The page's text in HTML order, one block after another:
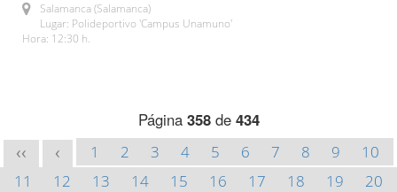
Salamanca (Salamanca)
Lugar: Polideportivo 'Campus Unamuno'
Hora: 12:30 h.
Página 358de 434
<< < 1 2 3 4 5 6 7 8 9
10
11
12 13 14 15 16 17 18 19
20